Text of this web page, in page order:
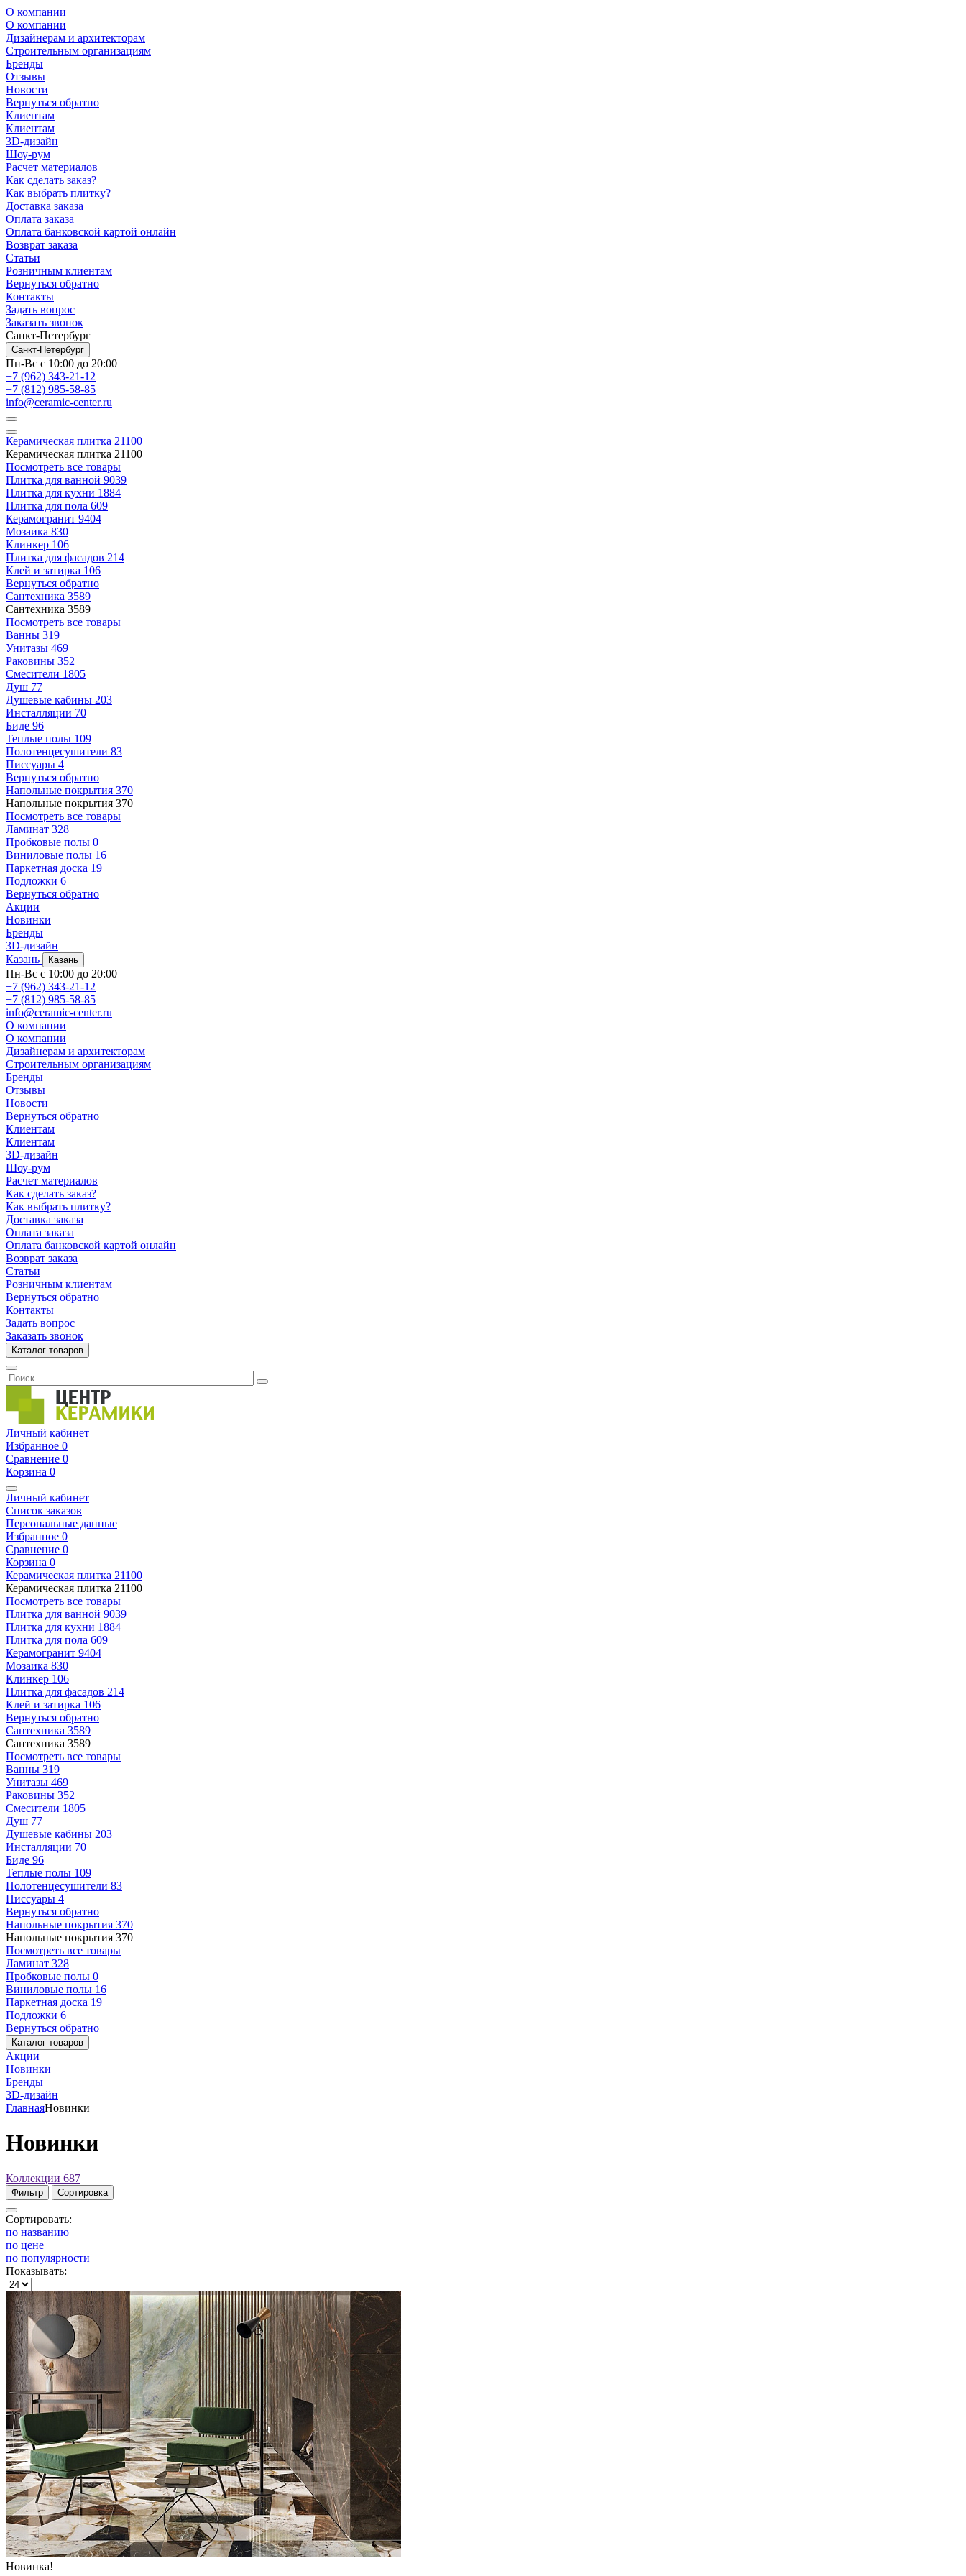
О компании
О компании
Дизайнерам и архитекторам
Строительным организациям
Бренды
Отзывы
Новости
Вернуться обратно
Клиентам
Клиентам
3D-дизайн
Шоу-рум
Расчет материалов
Как сделать заказ?
Как выбрать плитку?
Доставка заказа
Оплата заказа
Оплата банковской картой онлайн
Возврат заказа
Статьи
Розничным клиентам
Вернуться обратно
Контакты
Задать вопрос
Заказать звонок
Санкт-Петербург
Санкт-Петербург
Пн-Вс с 10:00 до 20:00
+7 (962) 343-21-12
+7 (812) 985-58-85
info@ceramic-center.ru
Керамическая плитка 21100
Керамическая плитка 21100
Посмотреть все товары
Плитка для ванной 9039
Плитка для кухни 1884
Плитка для пола 609
Керамогранит 9404
Мозаика 830
Клинкер 106
Плитка для фасадов 214
Клей и затирка 106
Вернуться обратно
Сантехника 3589
Сантехника 3589
Посмотреть все товары
Ванны 319
Унитазы 469
Раковины 352
Смесители 1805
Душ 77
Душевые кабины 203
Инсталляции 70
Биде 96
Теплые полы 109
Полотенцесушители 83
Писсуары 4
Вернуться обратно
Напольные покрытия 370
Напольные покрытия 370
Посмотреть все товары
Ламинат 328
Пробковые полы 0
Виниловые полы 16
Паркетная доска 19
Подложки 6
Вернуться обратно
Акции
Новинки
Бренды
3D-дизайн
Казань
Казань
Пн-Вс с 10:00 до 20:00
+7 (962) 343-21-12
+7 (812) 985-58-85
info@ceramic-center.ru
О компании
О компании
Дизайнерам и архитекторам
Строительным организациям
Бренды
Отзывы
Новости
Вернуться обратно
Клиентам
Клиентам
3D-дизайн
Шоу-рум
Расчет материалов
Как сделать заказ?
Как выбрать плитку?
Доставка заказа
Оплата заказа
Оплата банковской картой онлайн
Возврат заказа
Статьи
Розничным клиентам
Вернуться обратно
Контакты
Задать вопрос
Заказать звонок
Каталог товаров
Личный кабинет
Избранное 0
Сравнение 0
Корзина 0
Личный кабинет
Список заказов
Персональные данные
Избранное 0
Сравнение 0
Корзина 0
Керамическая плитка 21100
Керамическая плитка 21100
Посмотреть все товары
Плитка для ванной 9039
Плитка для кухни 1884
Плитка для пола 609
Керамогранит 9404
Мозаика 830
Клинкер 106
Плитка для фасадов 214
Клей и затирка 106
Вернуться обратно
Сантехника 3589
Сантехника 3589
Посмотреть все товары
Ванны 319
Унитазы 469
Раковины 352
Смесители 1805
Душ 77
Душевые кабины 203
Инсталляции 70
Биде 96
Теплые полы 109
Полотенцесушители 83
Писсуары 4
Вернуться обратно
Напольные покрытия 370
Напольные покрытия 370
Посмотреть все товары
Ламинат 328
Пробковые полы 0
Виниловые полы 16
Паркетная доска 19
Подложки 6
Вернуться обратно
Каталог товаров
Акции
Новинки
Бренды
3D-дизайн
ГлавнаяНовинки
Новинки
Коллекции 687
Фильтр Сортировка
Сортировать:
по названию
по цене
по популярности
Показывать:
Новинка!